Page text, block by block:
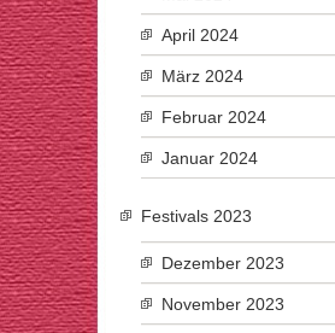
April 2024
März 2024
Februar 2024
Januar 2024
Festivals 2023
Dezember 2023
November 2023